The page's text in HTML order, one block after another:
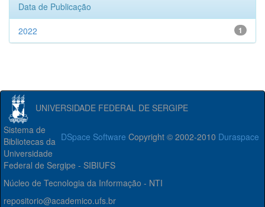
Data de Publicação
1
2022
UNIVERSIDADE FEDERAL DE SERGIPE
DSpace Software Copyright © 2002-2010 Duraspace
Sistema de
Bibliotecas da
Universidade
Federal de Sergipe - SIBIUFS
Núcleo de Tecnologia da Informação - NTI
repositorio@academico.ufs.br